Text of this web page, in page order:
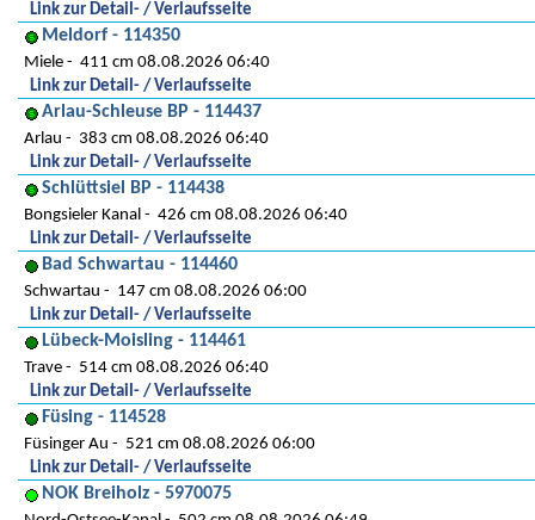
Link zur Detail- / Verlaufsseite
Meldorf - 114350
Miele
411 cm 08.08.2026 06:40
Link zur Detail- / Verlaufsseite
Arlau-Schleuse BP - 114437
Arlau
383 cm 08.08.2026 06:40
Link zur Detail- / Verlaufsseite
Schlüttsiel BP - 114438
Bongsieler Kanal
426 cm 08.08.2026 06:40
Link zur Detail- / Verlaufsseite
Bad Schwartau - 114460
Schwartau
147 cm 08.08.2026 06:00
Link zur Detail- / Verlaufsseite
Lübeck-Moisling - 114461
Trave
514 cm 08.08.2026 06:40
Link zur Detail- / Verlaufsseite
Füsing - 114528
Füsinger Au
521 cm 08.08.2026 06:00
Link zur Detail- / Verlaufsseite
NOK Breiholz - 5970075